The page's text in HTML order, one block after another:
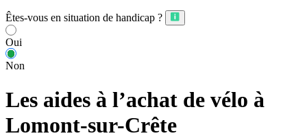
Êtes-vous en situation de handicap ?
Oui
Non
Les aides à l’achat de vélo à
Lomont-sur-Crête